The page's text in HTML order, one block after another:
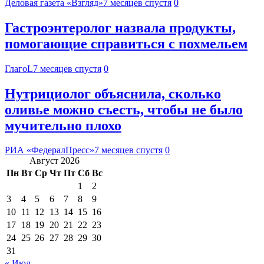
Деловая газета «Взгляд»7 месяцев спустя 0
Гастроэнтеролог назвала продукты,
помогающие справиться с похмельем
ГлагоL7 месяцев спустя 0
Нутрициолог объяснила, сколько
оливье можно съесть, чтобы не было
мучительно плохо
РИА «ФедералПресс»7 месяцев спустя 0
Август 2026
Пн Вт Ср Чт Пт Сб Вс
1
2
3
4 5 6 7 8
9
10 11 12 13 14 15 16
17 18 19 20 21 22 23
24 25 26 27 28 29 30
31